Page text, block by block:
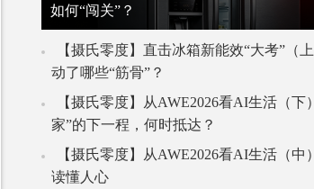
如何“闯关”？
【摄氏零度】直击冰箱新能效“大考”（
动了哪些“筋骨”？
【摄氏零度】从AWE2026看AI生活（下
家”的下一程，何时抵达？
【摄氏零度】从AWE2026看AI生活（中
读懂人心